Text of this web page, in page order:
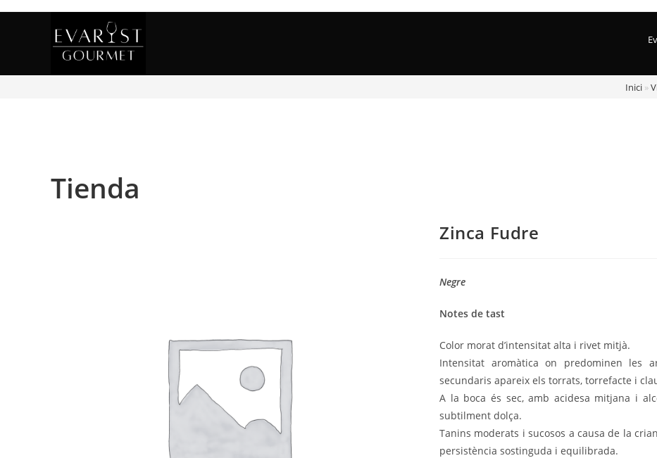
Inici »
Tienda
Zinca Fudre
Negre
Notes de tast
Color morat d’intensitat alta i rivet mitjà.
Intensitat aromàtica on predominen les
secundaris apareix els torrats, torrefacte i
A la boca és sec, amb acidesa mitjana i
subtilment dolça.
Tanins moderats i sucosos a causa de la
persistència sostinguda i equilibrada.